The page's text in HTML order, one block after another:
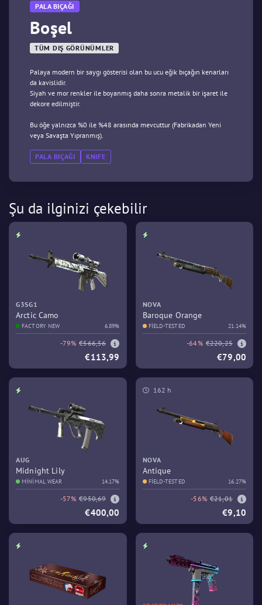
PALA BIÇAĞI
Boşel
TÜM DIŞ GÖRÜNÜMLER
Palaya modern bir saygı gösterisi olan bu ucu eğik bıçağın kenarları
da kavislidir.
Siyah ve mor renkler ile boyanmış daha sonra metalik bir işaret ile
dekore edilmiştir.
Bu öğe yalnızca %0 ile %48 arasında mevcuttur (Fabrikadan Yeni
veya Savaşta Yıpranmış).
PALA BIÇAĞI KNIFE
Şu da ilginizi çekebilir
G3SG1
Arctic Camo
FACTORY NEW 6.89%
-79% €566,56
€113,99
NOVA
Baroque Orange
FIELD-TESTED 21.14%
-64% €220,25
€79,00
AUG
Midnight Lily
MINIMAL WEAR 14.17%
-57% €950,69
€400,00
162 h
NOVA
Antique
FIELD-TESTED 16.27%
-56% €21,01
€9,10